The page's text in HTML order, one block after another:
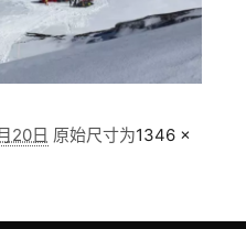
20日 原始尺寸为1346 ×